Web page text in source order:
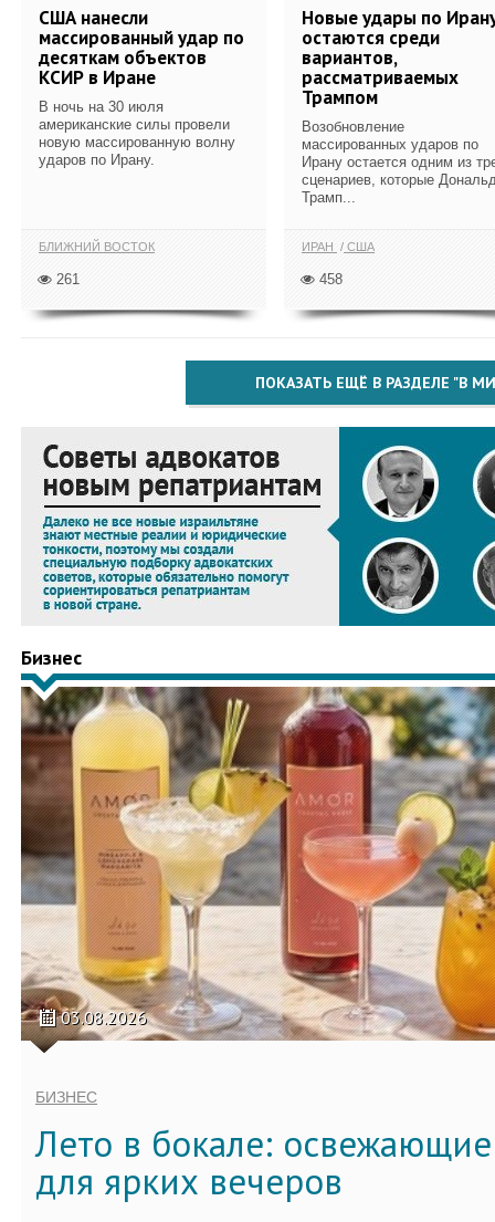
США нанесли
массированный удар по
десяткам объектов
КСИР в Иране
В ночь на 30 июля
американские силы провели
новую массированную волну
ударов по Ирану.
БЛИЖНИЙ ВОСТОК
261
Новые удары по
остаются среди
вариантов,
рассматриваемых
Трампом
Возобновление
массированных ударов по
Ирану остается одним из
сценариев, которые
Трамп...
ИРАН США
458
ПОКАЗАТЬ ЕЩЁ В РАЗДЕЛЕ "В
Бизнес
03.08.2026
БИЗНЕС
Лето в бокале:
для ярких вечеров